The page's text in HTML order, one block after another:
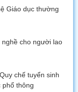
Giáo dục thường
nghề cho người lao
chế tuyển sinh
phổ thông